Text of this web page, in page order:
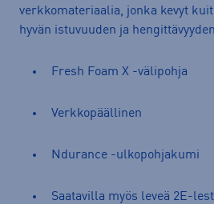
verkkomateriaalia, jonka kevyt
hyvän istuvuuden ja
Fresh Foam X -välipohja
Verkkopäällinen
Ndurance -ulkopohjakumi
Saatavilla myös leveä 2E-